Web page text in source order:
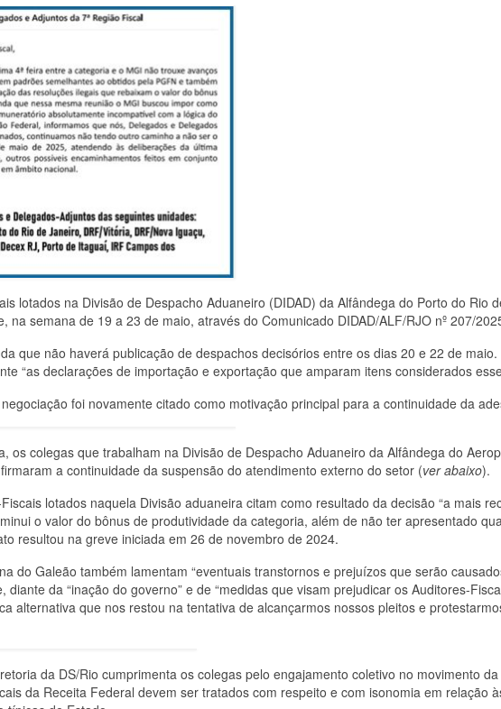
lotados na Divisão de Despacho Aduaneiro (DIDAD) da Alfândega do Porto do Rio
na semana de 19 a 23 de maio, através do Comunicado DIDAD/ALF/RJO nº 207/
que não haverá publicação de despachos decisórios entre os dias 20 e 22 de
“as declarações de importação e exportação que amparam itens considerados
foi novamente citado como motivação principal para a continuidade da
os colegas que trabalham na Divisão de Despacho Aduaneiro da Alfândega do
a continuidade da suspensão do atendimento externo do setor (ver abaixo).
lotados naquela Divisão aduaneira citam como resultado da decisão “a mais
o valor do bônus de produtividade da categoria, além de não ter apresentado
resultou na greve iniciada em 26 de novembro de 2024.
do Galeão também lamentam “eventuais transtornos e prejuízos que serão
diante da “inação do governo” e de “medidas que visam prejudicar os Auditores-
alternativa que nos restou na tentativa de alcançarmos nossos pleitos e
da DS/Rio cumprimenta os colegas pelo engajamento coletivo no movimento
da Receita Federal devem ser tratados com respeito e com isonomia em relação